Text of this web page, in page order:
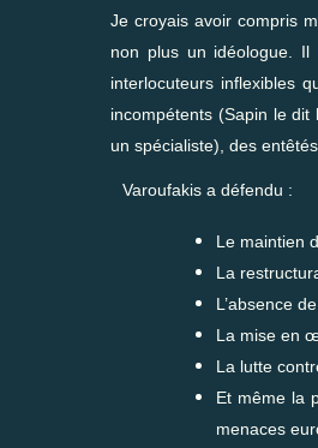
Je croyais avoir compris
non plus un idéologue. Il
interlocuteurs inflexibles
incompétents (Sapin le
un spécialiste), des entêtés.
Varoufakis a défendu :
Le maintien
La
L’absence
La mise en
La lutte
Et même la
menaces